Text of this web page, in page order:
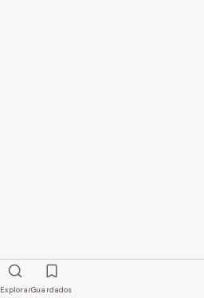
ExplorarGuardados